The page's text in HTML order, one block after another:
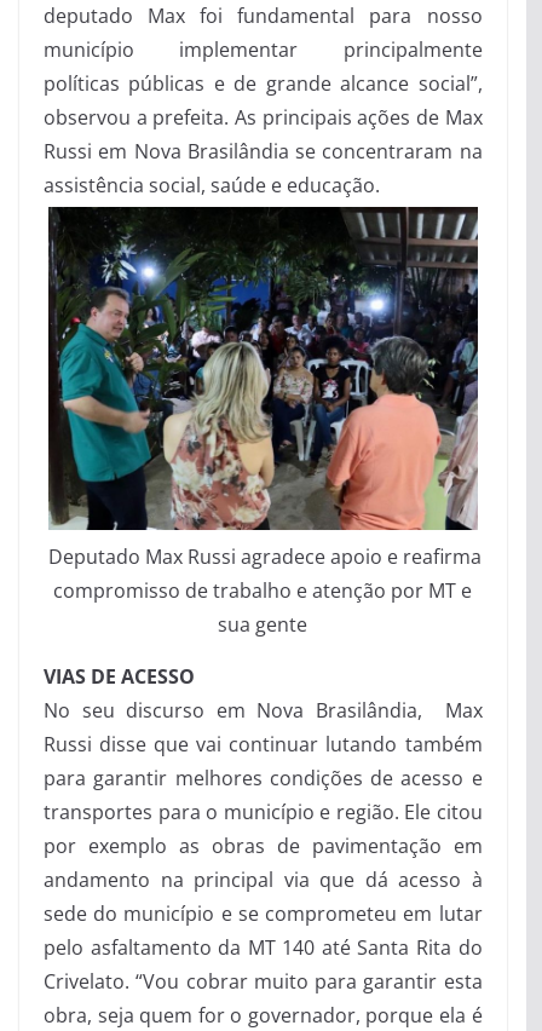
deputado Max foi fundamental para nosso
município implementar principalmente
políticas públicas e de grande alcance social”,
observou a prefeita. As principais ações de Max
Russi em Nova Brasilândia se concentraram na
assistência social, saúde e educação.
Deputado Max Russi agradece apoio e reafirma
compromisso de trabalho e atenção por MT e
sua gente
VIAS DE ACESSO
No seu discurso em Nova Brasilândia, Max
Russi disse que vai continuar lutando também
para garantir melhores condições de acesso e
transportes para o município e região. Ele citou
por exemplo as obras de pavimentação em
andamento na principal via que dá acesso à
sede do município e se comprometeu em lutar
pelo asfaltamento da MT 140 até Santa Rita do
Crivelato. “Vou cobrar muito para garantir esta
obra, seja quem for o governador, porque ela é